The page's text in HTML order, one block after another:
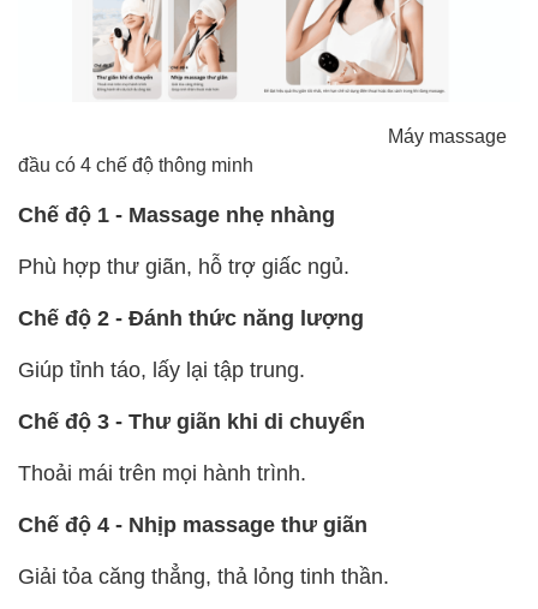
Máy massage
đầu có 4 chế độ thông minh
Chế độ 1 - Massage nhẹ nhàng
Phù hợp thư giãn, hỗ trợ giấc ngủ.
Chế độ 2 - Đánh thức năng lượng
Giúp tỉnh táo, lấy lại tập trung.
Chế độ 3 - Thư giãn khi di chuyển
Thoải mái trên mọi hành trình.
Chế độ 4 - Nhịp massage thư giãn
Giải tỏa căng thẳng, thả lỏng tinh thần.